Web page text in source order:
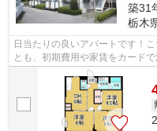
築31
栃木
日当たりの良いアパートです！
とも、初期費用や家賃をカード
種多様な物件を取り揃えました！